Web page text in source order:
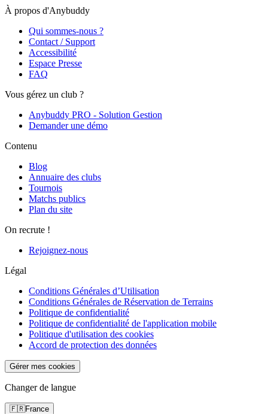
À propos d'Anybuddy
Qui sommes-nous ?
Contact / Support
Accessibilité
Espace Presse
FAQ
Vous gérez un club ?
Anybuddy PRO - Solution Gestion
Demander une démo
Contenu
Blog
Annuaire des clubs
Tournois
Matchs publics
Plan du site
On recrute !
Rejoignez-nous
Légal
Conditions Générales d’Utilisation
Conditions Générales de Réservation de Terrains
Politique de confidentialité
Politique de confidentialité de l'application mobile
Politique d'utilisation des cookies
Accord de protection des données
Gérer mes cookies
Changer de langue
🇫🇷France